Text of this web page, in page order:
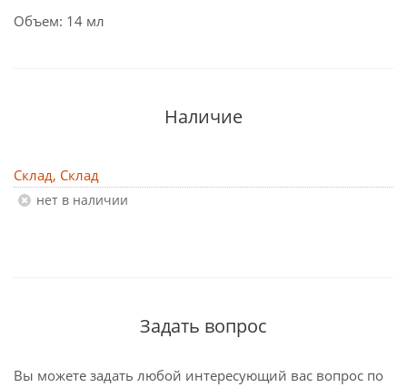
Объем: 14 мл
Наличие
Склад, Склад
Нет в наличии
Задать вопрос
Вы можете задать любой интересующий вас вопрос по